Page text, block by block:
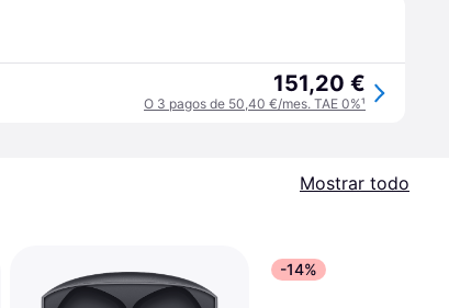
151,20 €
O 3 pagos de 50,40 €/mes. TAE 0%¹
Mostrar todo
-14%